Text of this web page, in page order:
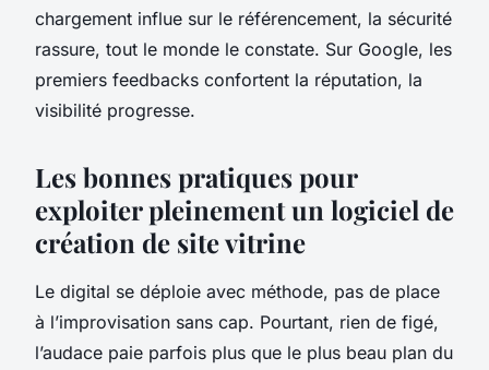
chargement influe sur le référencement, la sécurité
rassure, tout le monde le constate. Sur Google, les
premiers feedbacks confortent la réputation, la
visibilité progresse.
Les bonnes pratiques pour
exploiter pleinement un logiciel de
création de site vitrine
Le digital se déploie avec méthode, pas de place
à l’improvisation sans cap. Pourtant, rien de figé,
l’audace paie parfois plus que le plus beau plan du